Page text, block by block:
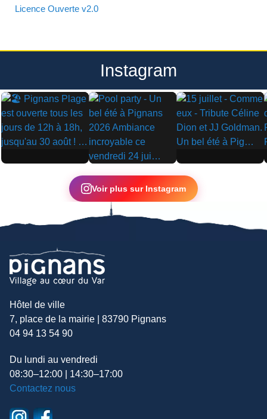
Licence Ouverte v2.0
Instagram
▶
▶
▶
Voir plus sur Instagram
Hôtel de ville
7, place de la mairie | 83790 Pignans
04 94 13 54 90
Du lundi au vendredi
08:30–12:00 | 14:30–17:00
Contactez nous